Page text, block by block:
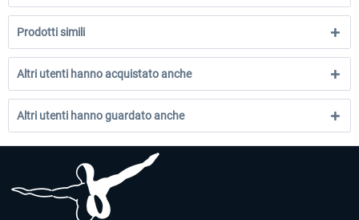
Prodotti simili
Altri utenti hanno acquistato anche
Altri utenti hanno guardato anche